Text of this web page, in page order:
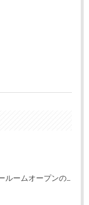
6月27日 1日限定東京ショールームオープンのお知らせ